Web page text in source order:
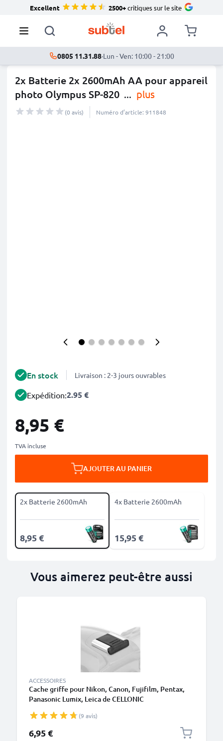
Excellent 2500+critiques sur le site
0805 11.31.88·Lun - Ven: 10:00 - 21:00
2x Batterie 2x 2600mAh AA pour appareil
photo Olympus SP-820 ... plus
(0 avis) Numéro d’article: 911848
En stock Livraison : 2-3 jours ouvrables
Expédition:2.95 €
8,95 €
TVA incluse
AJOUTER AU PANIER
2x Batterie 2600mAh
8,95 €
4x Batterie 2600mAh
15,95 €
Vous aimerez peut-être aussi
ACCESSOIRES
Cache griffe pour Nikon, Canon, Fujifilm, Pentax,
Panasonic Lumix, Leica de CELLONIC
(9 avis)
6,95 €